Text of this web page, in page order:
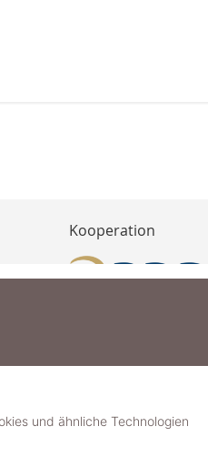
Kooperation
und ähnliche Technologien